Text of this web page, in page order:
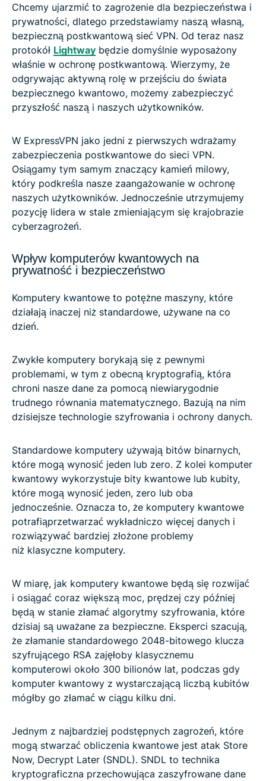
Chcemy ujarzmić to zagrożenie dla bezpieczeństwa i
prywatności, dlatego przedstawiamy naszą własną,
bezpieczną postkwantową sieć VPN. Od teraz nasz
protokół Lightway będzie domyślnie wyposażony
właśnie w ochronę postkwantową. Wierzymy, że
odgrywając aktywną rolę w przejściu do świata
bezpiecznego kwantowo, możemy zabezpieczyć
przyszłość naszą i naszych użytkowników.
W ExpressVPN jako jedni z pierwszych wdrażamy
zabezpieczenia postkwantowe do sieci VPN.
Osiągamy tym samym znaczący kamień milowy,
który podkreśla nasze zaangażowanie w ochronę
naszych użytkowników. Jednocześnie utrzymujemy
pozycję lidera w stale zmieniającym się krajobrazie
cyberzagrożeń.
Wpływ komputerów kwantowych na
prywatność i bezpieczeństwo
Komputery kwantowe to potężne maszyny, które
działają inaczej niż standardowe, używane na co
dzień.
Zwykłe komputery borykają się z pewnymi
problemami, w tym z obecną kryptografią, która
chroni nasze dane za pomocą niewiarygodnie
trudnego równania matematycznego. Bazują na nim
dzisiejsze technologie szyfrowania i ochrony danych.
Standardowe komputery używają bitów binarnych,
które mogą wynosić jeden lub zero. Z kolei komputer
kwantowy wykorzystuje bity kwantowe lub kubity,
które mogą wynosić jeden, zero lub oba
jednocześnie. Oznacza to, że komputery kwantowe
potrafiąprzetwarzać wykładniczo więcej danych i
rozwiązywać bardziej złożone problemy
niż klasyczne komputery.
W miarę, jak komputery kwantowe będą się rozwijać
i osiągać coraz większą moc, prędzej czy później
będą w stanie złamać algorytmy szyfrowania, które
dzisiaj są uważane za bezpieczne. Eksperci szacują,
że złamanie standardowego 2048-bitowego klucza
szyfrującego RSA zajęłoby klasycznemu
komputerowi około 300 bilionów lat, podczas gdy
komputer kwantowy z wystarczającą liczbą kubitów
mógłby go złamać w ciągu kilku dni.
Jednym z najbardziej podstępnych zagrożeń, które
mogą stwarzać obliczenia kwantowe jest atak Store
Now, Decrypt Later (SNDL). SNDL to technika
kryptograficzna przechowująca zaszyfrowane dane